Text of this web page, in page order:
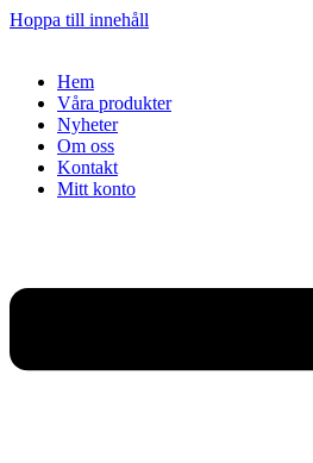
Hoppa till innehåll
Hem
Våra produkter
Nyheter
Om oss
Kontakt
Mitt konto